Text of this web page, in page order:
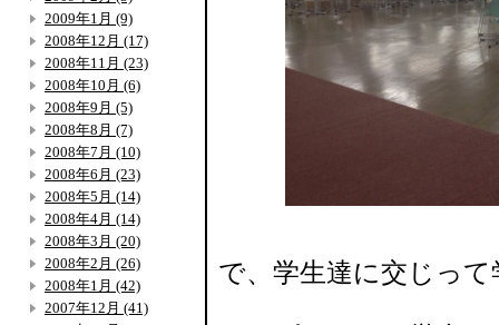
で、学生達に交じっ
2009年1月 (9)
2008年12月 (17)
2008年11月 (23)
2008年10月 (6)
2008年9月 (5)
2008年8月 (7)
2008年7月 (10)
2008年6月 (23)
2008年5月 (14)
2008年4月 (14)
2008年3月 (20)
2008年2月 (26)
2008年1月 (42)
2007年12月 (41)